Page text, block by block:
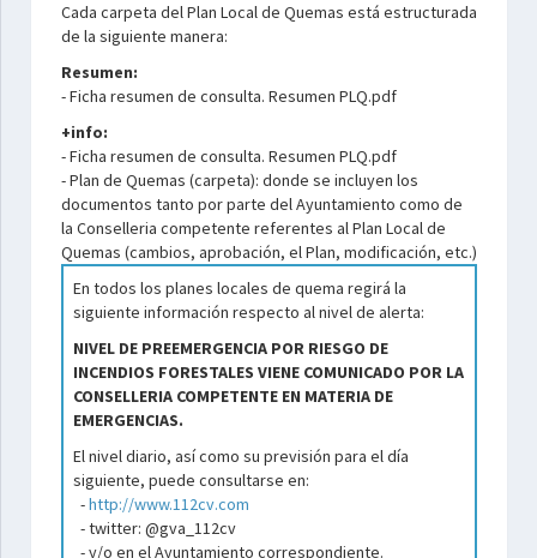
Cada carpeta del Plan Local de Quemas está estructurada
de la siguiente manera:
Resumen:
- Ficha resumen de consulta. Resumen PLQ.pdf
+info:
- Ficha resumen de consulta. Resumen PLQ.pdf
- Plan de Quemas (carpeta): donde se incluyen los
documentos tanto por parte del Ayuntamiento como de
la Conselleria competente referentes al Plan Local de
Quemas (cambios, aprobación, el Plan, modificación, etc.)
En todos los planes locales de quema regirá la
siguiente información respecto al nivel de alerta:
NIVEL DE PREEMERGENCIA POR RIESGO DE
INCENDIOS FORESTALES VIENE COMUNICADO POR LA
CONSELLERIA COMPETENTE EN MATERIA DE
EMERGENCIAS.
El nivel diario, así como su previsión para el día
siguiente, puede consultarse en:
-http://www.112cv.com
- twitter: @gva_112cv
- y/o en el Ayuntamiento correspondiente.